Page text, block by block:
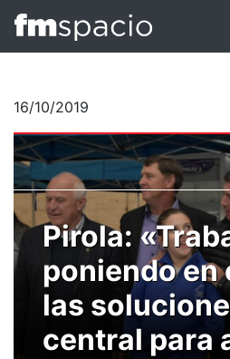
16/10/2019
Pirola:
poniendo en
las
central para